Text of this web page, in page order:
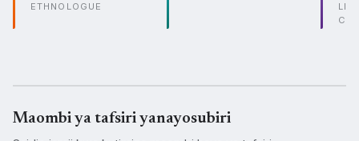
ETHNOLOGUE
Maombi ya tafsiri yanayosubiri